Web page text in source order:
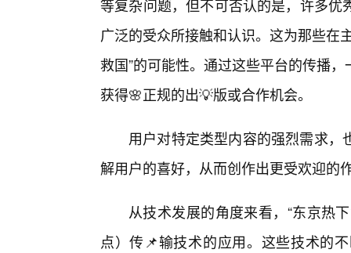
等复杂问题，但不可否认的是，许多
广泛的受众所接触和认识。这为那些在
救国”的可能性。通过这些平台的传播
获得🌸正规的出💡版或合作机会。
用户对特定类型内容的强烈需求
解用户的喜好，从而创作出更受欢迎的
从技术发展的角度来看，“东京热
点）传📌输技术的应用。这些技术的